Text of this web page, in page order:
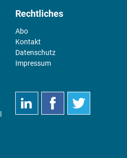
Rechtliches
Abo
Kontakt
Datenschutz
Impressum